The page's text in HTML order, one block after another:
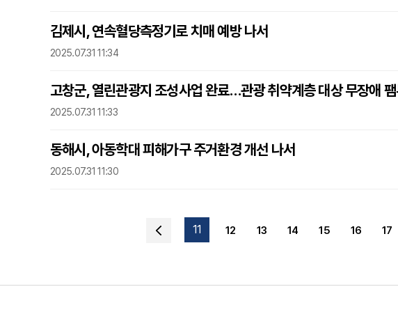
김제시, 연속혈당측정기로 치매 예방 나서
2025.07.31 11:34
고창군, 열린관광지 조성사업 완료…관광 취약계층 대상 무장애
2025.07.31 11:33
동해시, 아동학대 피해가구 주거환경 개선 나서
2025.07.31 11:30
11 12 13 14 15 16 17